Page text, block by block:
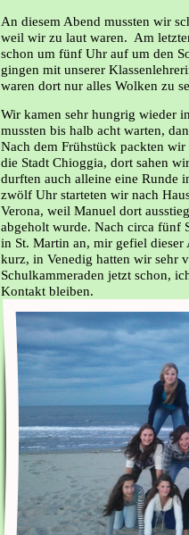
An diesem Abend mussten wir
weil wir zu laut waren. Am
schon um fünf Uhr auf um den
gingen mit unserer
waren dort nur alles Wolken zu
Wir kamen sehr hungrig wieder
mussten bis halb acht warten,
Nach dem Frühstück packten
die Stadt Chioggia, dort sahen
durften auch alleine eine Runde
zwölf Uhr starteten wir nach
Verona, weil Manuel dort
abgeholt wurde. Nach circa fünf
in St. Martin an, mir gefiel dieser
kurz, in Venedig hatten wir sehr
Schulkammeraden jetzt schon,
Kontakt bleiben.